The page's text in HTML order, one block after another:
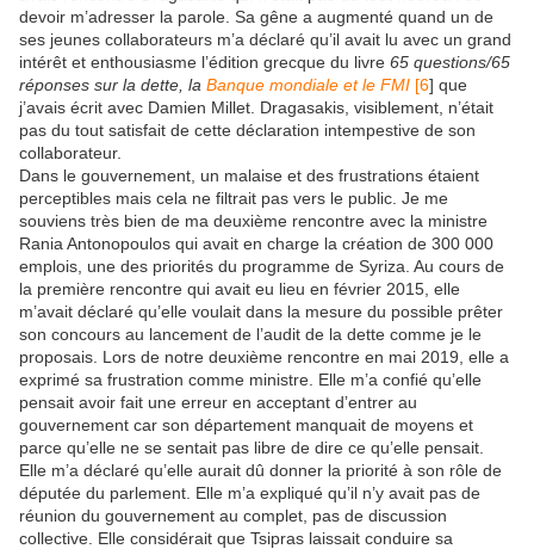
devoir m’adresser la parole. Sa gêne a augmenté quand un de
ses jeunes collaborateurs m’a déclaré qu’il avait lu avec un grand
intérêt et enthousiasme l’édition grecque du livre 65 questions/65
réponses sur la dette, la Banque mondiale et le FMI [6] que
j’avais écrit avec Damien Millet. Dragasakis, visiblement, n’était
pas du tout satisfait de cette déclaration intempestive de son
collaborateur.
Dans le gouvernement, un malaise et des frustrations étaient
perceptibles mais cela ne filtrait pas vers le public. Je me
souviens très bien de ma deuxième rencontre avec la ministre
Rania Antonopoulos qui avait en charge la création de 300 000
emplois, une des priorités du programme de Syriza. Au cours de
la première rencontre qui avait eu lieu en février 2015, elle
m’avait déclaré qu’elle voulait dans la mesure du possible prêter
son concours au lancement de l’audit de la dette comme je le
proposais. Lors de notre deuxième rencontre en mai 2019, elle a
exprimé sa frustration comme ministre. Elle m’a confié qu’elle
pensait avoir fait une erreur en acceptant d’entrer au
gouvernement car son département manquait de moyens et
parce qu’elle ne se sentait pas libre de dire ce qu’elle pensait.
Elle m’a déclaré qu’elle aurait dû donner la priorité à son rôle de
députée du parlement. Elle m’a expliqué qu’il n’y avait pas de
réunion du gouvernement au complet, pas de discussion
collective. Elle considérait que Tsipras laissait conduire sa